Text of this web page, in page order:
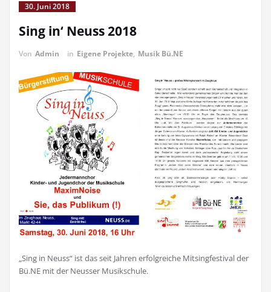
30. Juni 2018
Sing in‘ Neuss 2018
Von Admin in Eigene Projekte, Musik Bü.NE
„Sing in Neuss“ ist das seit Jahren erfolgreiche Mitsingfestival der
Bü.NE mit der Neusser Musikschule.